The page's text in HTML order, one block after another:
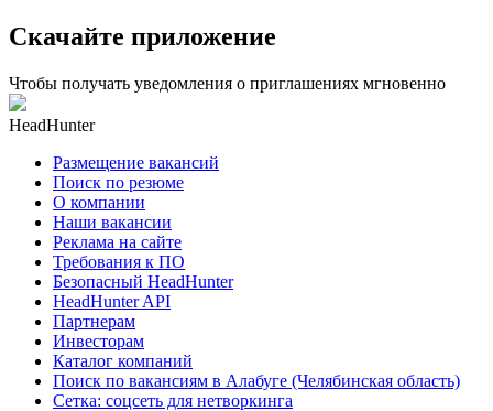
Скачайте приложение
Чтобы получать уведомления о приглашениях мгновенно
HeadHunter
Размещение вакансий
Поиск по резюме
О компании
Наши вакансии
Реклама на сайте
Требования к ПО
Безопасный HeadHunter
HeadHunter API
Партнерам
Инвесторам
Каталог компаний
Поиск по вакансиям в Алабуге (Челябинская область)
Сетка: соцсеть для нетворкинга